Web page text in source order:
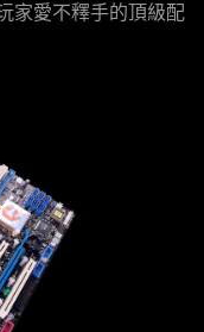
家愛不釋手的頂級配